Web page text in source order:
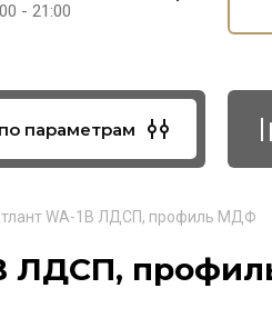
- 21:00
параметрам
WA-1B ЛДСП, профиль МДФ
ЛДСП,